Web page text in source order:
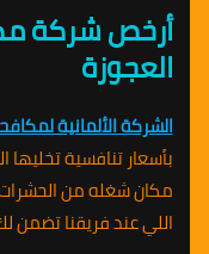
أرخص شركة
العجوزة
الشركة الألمانية
بأسعار تنافسية تخليها
مكان شغله من الحشرات
اللي عند فريقنا تضمن